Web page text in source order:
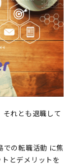
それとも退職して
での転職活動 に焦
とデメリットを